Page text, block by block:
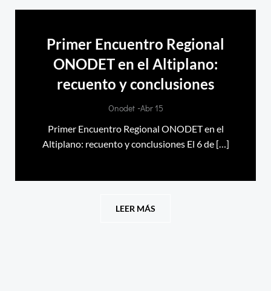
Primer Encuentro Regional
ONODET en el Altiplano:
recuento y conclusiones
Onodet -Abr 15
Primer Encuentro Regional ONODET en el
Altiplano: recuento y conclusiones El 6 de […]
LEER MÁS